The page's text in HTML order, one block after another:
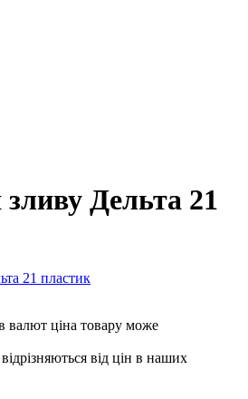
Дельта 21
валют ціна товару може
від цін в наших